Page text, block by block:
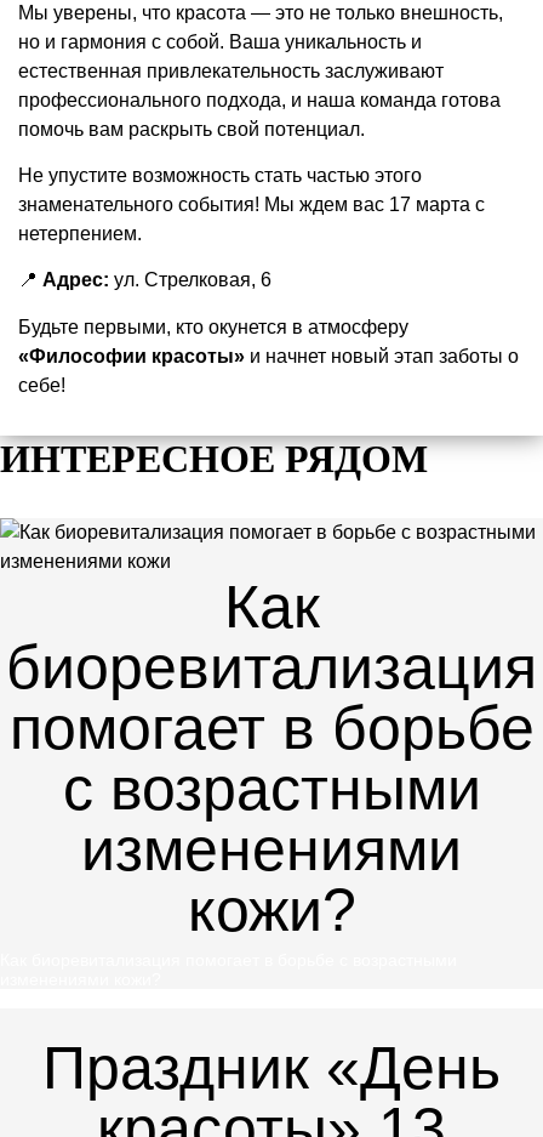
Мы уверены, что красота — это не только внешность,
но и гармония с собой. Ваша уникальность и
естественная привлекательность заслуживают
профессионального подхода, и наша команда готова
помочь вам раскрыть свой потенциал.
Не упустите возможность стать частью этого
знаменательного события! Мы ждем вас 17 марта с
нетерпением.
📍 Адрес: ул. Стрелковая, 6
Будьте первыми, кто окунется в атмосферу
«Философии красоты» и начнет новый этап заботы о
себе!
ИНТЕРЕСНОЕ РЯДОМ
Как
биоревитализация
помогает в борьбе
с возрастными
изменениями
кожи?
Праздник «День